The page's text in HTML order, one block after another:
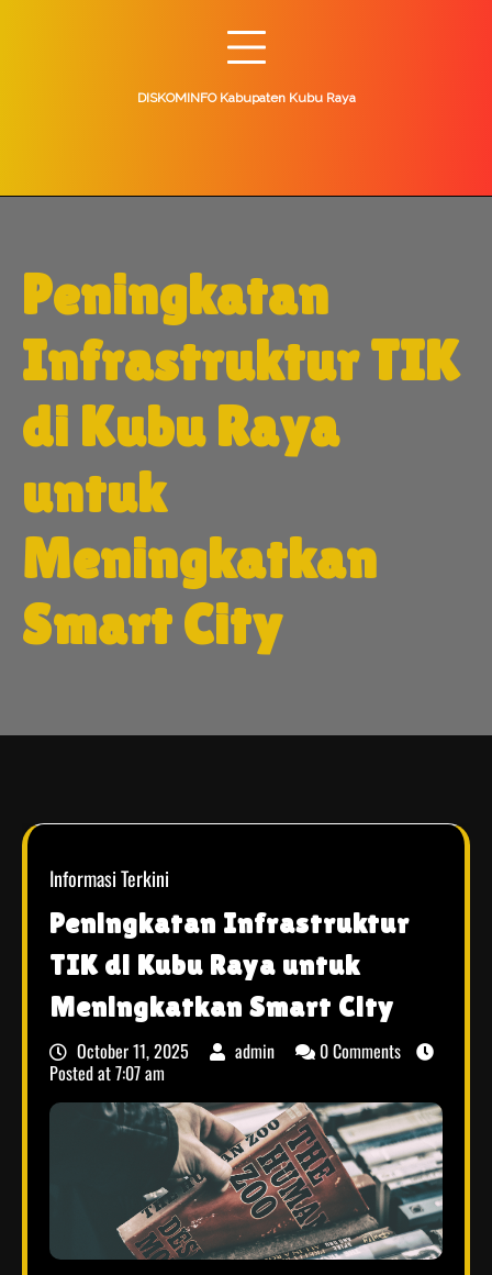
DISKOMINFO Kabupaten Kubu Raya
Peningkatan
Infrastruktur TIK
di Kubu Raya
untuk
Meningkatkan
Smart City
Informasi Terkini
Peningkatan Infrastruktur
TIK di Kubu Raya untuk
Meningkatkan Smart City
October 11, 2025 admin
0 Comments
Posted at7:07 am